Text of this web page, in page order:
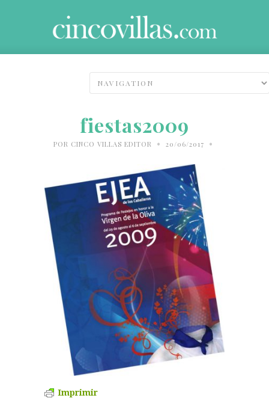
fiestas2009
POR CINCO VILLAS EDITOR • 20/06/2017 •
Imprimir